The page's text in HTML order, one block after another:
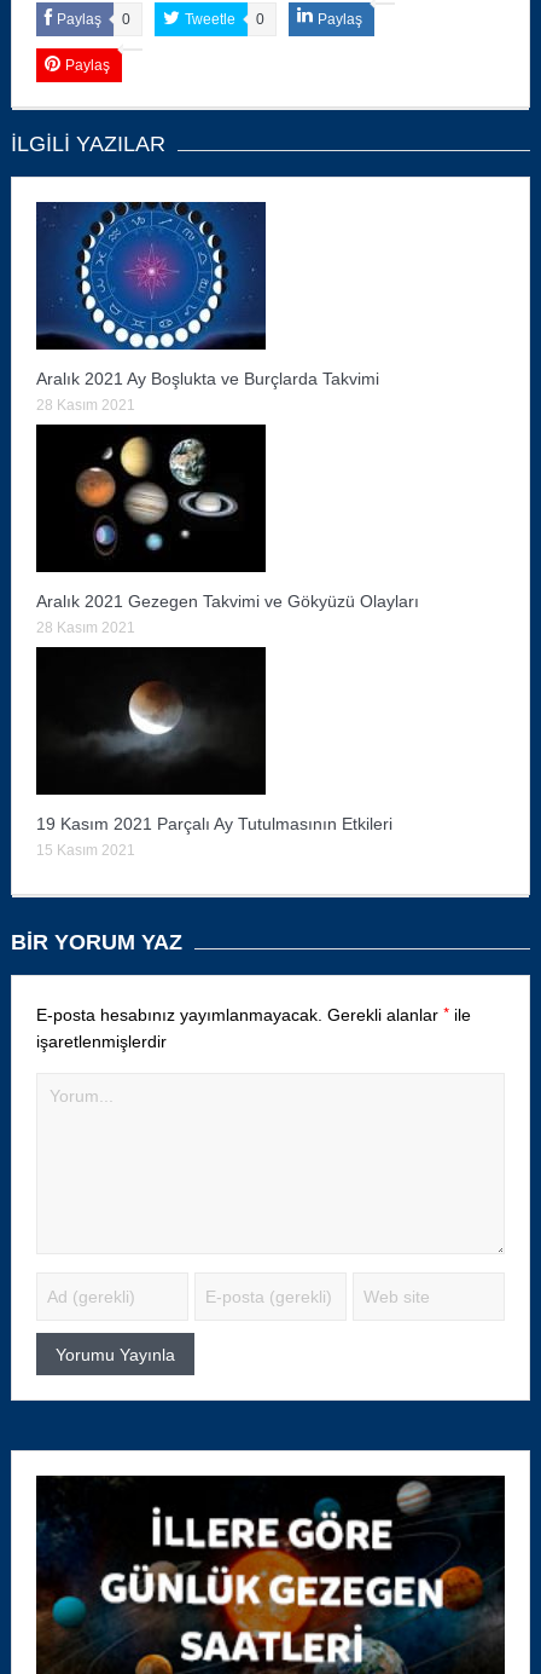
Paylaş 0 Tweetle 0 Paylaş
Paylaş
İLGILI YAZILAR
Aralık 2021 Ay Boşlukta ve Burçlarda Takvimi
28 Kasım 2021
Aralık 2021 Gezegen Takvimi ve Gökyüzü Olayları
28 Kasım 2021
19 Kasım 2021 Parçalı Ay Tutulmasının Etkileri
15 Kasım 2021
BIR YORUM YAZ
E-posta hesabınız yayımlanmayacak. Gerekli alanlar *ile
işaretlenmişlerdir